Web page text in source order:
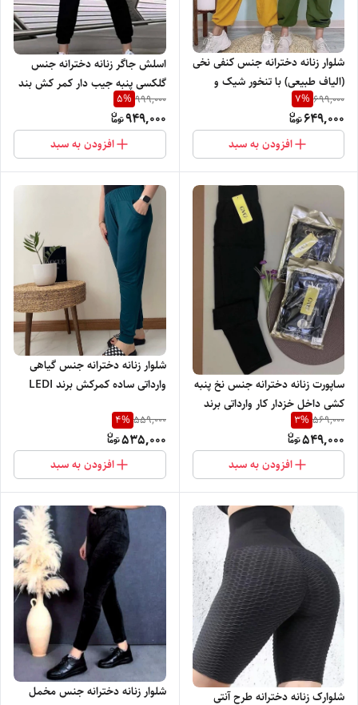
شلوار زنانه دخترانه جنس کنفی نخی
(الیاف طبیعی) با تنخور شیک و
راحت
699,000
7%
649,000
افزودن به سبد
اسلش جاگر زنانه دخترانه جنس
گلکسی پنبه جیب دار کمر کش بند
دار با تنخور بسیار شیک نرم و راحت
999,000
5%
949,000
افزودن به سبد
ساپورت زنانه دخترانه جنس نخ پنبه
کشی داخل خزدار کار وارداتی برند
راحت
569,000
3%
549,000
افزودن به سبد
شلوار زنانه دخترانه جنس گیاهی
وارداتی ساده کمرکش برند LEDI
کشسانی عالی
559,000
4%
535,000
افزودن به سبد
شلوارک زنانه دخترانه طرح آنتی
شلوار زنانه دخترانه جنس مخمل